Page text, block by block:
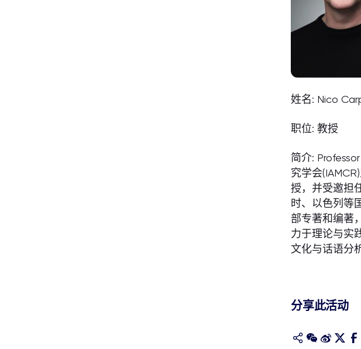
姓名: Nico
职位: 教授
简介:
究学会
授，并受邀担
时、以色列等
部专著和编著
力于理论与实
文化与话语分
分享此活动